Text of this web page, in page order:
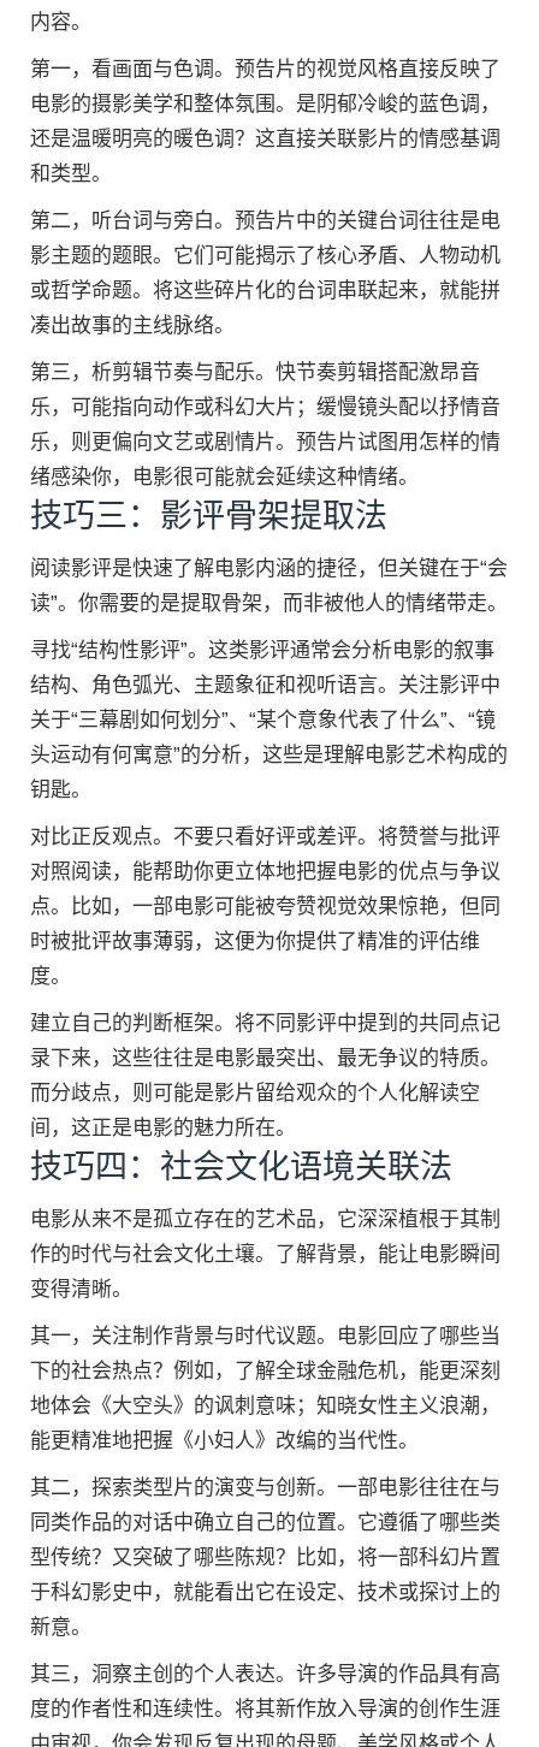
内容。
第一，看画面与色调。预告片的视觉风格直接反映了
电影的摄影美学和整体氛围。是阴郁冷峻的蓝色调，
还是温暖明亮的暖色调？这直接关联影片的情感基调
和类型。
第二，听台词与旁白。预告片中的关键台词往往是电
影主题的题眼。它们可能揭示了核心矛盾、人物动机
或哲学命题。将这些碎片化的台词串联起来，就能拼
凑出故事的主线脉络。
第三，析剪辑节奏与配乐。快节奏剪辑搭配激昂音
乐，可能指向动作或科幻大片；缓慢镜头配以抒情音
乐，则更偏向文艺或剧情片。预告片试图用怎样的情
绪感染你，电影很可能就会延续这种情绪。
技巧三：影评骨架提取法
阅读影评是快速了解电影内涵的捷径，但关键在于“会
读”。你需要的是提取骨架，而非被他人的情绪带走。
寻找“结构性影评”。这类影评通常会分析电影的叙事
结构、角色弧光、主题象征和视听语言。关注影评中
关于“三幕剧如何划分”、“某个意象代表了什么”、“镜
头运动有何寓意”的分析，这些是理解电影艺术构成的
钥匙。
对比正反观点。不要只看好评或差评。将赞誉与批评
对照阅读，能帮助你更立体地把握电影的优点与争议
点。比如，一部电影可能被夸赞视觉效果惊艳，但同
时被批评故事薄弱，这便为你提供了精准的评估维
度。
建立自己的判断框架。将不同影评中提到的共同点记
录下来，这些往往是电影最突出、最无争议的特质。
而分歧点，则可能是影片留给观众的个人化解读空
间，这正是电影的魅力所在。
技巧四：社会文化语境关联法
电影从来不是孤立存在的艺术品，它深深植根于其制
作的时代与社会文化土壤。了解背景，能让电影瞬间
变得清晰。
其一，关注制作背景与时代议题。电影回应了哪些当
下的社会热点？例如，了解全球金融危机，能更深刻
地体会《大空头》的讽刺意味；知晓女性主义浪潮，
能更精准地把握《小妇人》改编的当代性。
其二，探索类型片的演变与创新。一部电影往往在与
同类作品的对话中确立自己的位置。它遵循了哪些类
型传统？又突破了哪些陈规？比如，将一部科幻片置
于科幻影史中，就能看出它在设定、技术或探讨上的
新意。
其三，洞察主创的个人表达。许多导演的作品具有高
度的作者性和连续性。将其新作放入导演的创作生涯